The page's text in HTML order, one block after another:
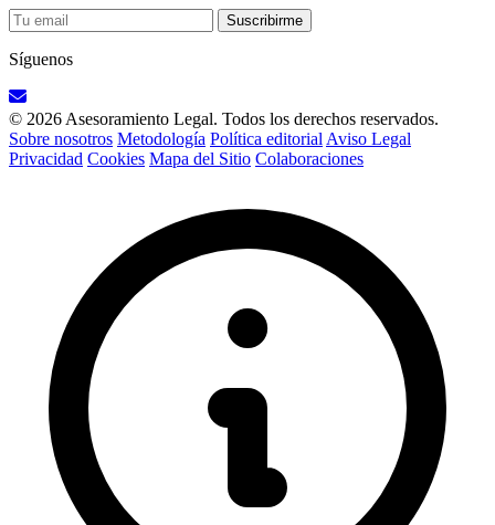
Suscribirme
Síguenos
© 2026 Asesoramiento Legal. Todos los derechos reservados.
Sobre nosotros Metodología Política editorial Aviso Legal
Privacidad Cookies Mapa del Sitio Colaboraciones